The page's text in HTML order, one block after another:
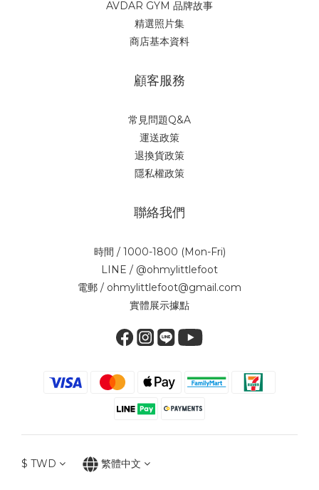
AVDAR GYM 品牌故事
精選照片集
商店基本資料
顧客服務
常見問題Q&A
運送政策
退換貨政策
隱私權政策
聯絡我們
時間 / 1000-1800 (Mon-Fri)
LINE / @ohmylittlefoot
電郵 / ohmylittlefoot@gmail.com
實體展示據點
$ TWD 繁體中文